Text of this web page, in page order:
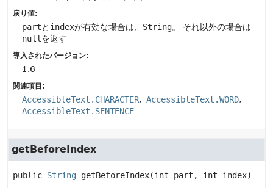
戻り値:
partと indexが有効な場合は、 String。
それ以外の場合は
null を返す
導入されたバージョン:
1.6
関連項目:
AccessibleText.CHARACTER
AccessibleText.WORD
AccessibleText.SENTENCE
getBeforeIndex
public String getBeforeIndex(int part, int index)